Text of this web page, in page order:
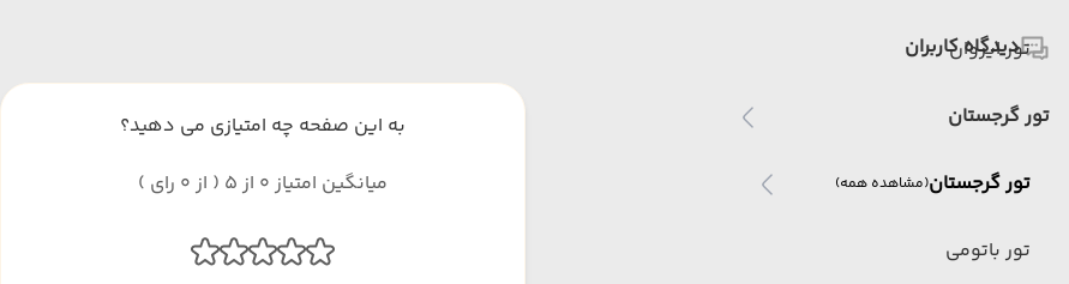
تور ایروان
تور گرجستان
تور گرجستان(مشاهده همه)
تور باتومی
دیدگاه کاربران
به این صفحه چه امتیازی می دهید؟
میانگین امتیاز 0 از 5 ( از 0 رای )